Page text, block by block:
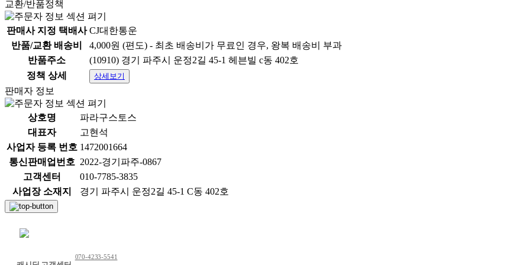
본 상품은 공급사(제조, 유통사)에서 직배송되는 상품입니다.
고객님 주문 시 상품 출고, 택배 발송을 위하여 수령자 명, 수령자 주소, 수령자 연락처 등 개인정보를 직배송사 및 택배사로
주문처리 및 택배 발송 이외의 용도로는 사용하지 않습니다.
위 내용을 확인 후 동의하였을 때 주문해 주세요.
직배송 회사명: 대웅에이젠시
택배사명: 롯데택배
상품 정보고시
항목
1.식품등의표시·광고에관한법률에 따른 표시사항
1-1.제품명
교환/반품정책
판매사 지정 택배사 CJ대한통운
반품/교환 배송비
4,000원 (편도) - 최초 배송비가 무료인 경우, 왕복 배송비 부과
반품주소
(10910) 경기 파주시 운정2길 45-1 헤븐빌 c동 402호
정책 상세
상세보기
판매자 정보
상호명
파라구스토스
대표자
고현석
사업자 등록 번호 1472001664
통신판매업번호 2022-경기파주-0867
고객센터
010-7785-3835
사업장 소재지
경기 파주시 운정2길 45-1 C동 402호
070-4233-5541